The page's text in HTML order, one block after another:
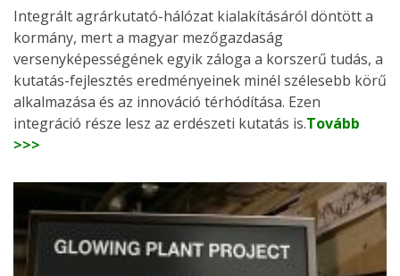
Integrált agrárkutató-hálózat kialakításáról döntött a
kormány, mert a magyar mezőgazdaság
versenyképességének egyik záloga a korszerű tudás, a
kutatás-fejlesztés eredményeinek minél szélesebb körű
alkalmazása és az innováció térhódítása. Ezen
integráció része lesz az erdészeti kutatás is.Tovább
>>>